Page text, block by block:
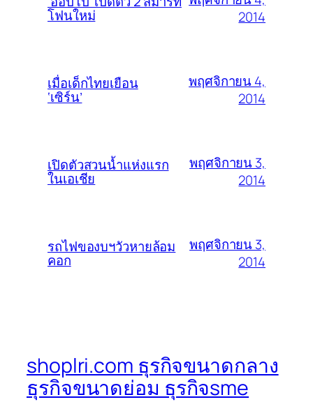
โฟนใหม่
2014
เมื่อเด็กไทยเยือน
‘เซิร์น’
พฤศจิกายน 4,
2014
เปิดตัวสวนน้ำแห่งแรก
ในเอเชีย
พฤศจิกายน 3,
2014
รถไฟของบฯวัวหายล้อม
คอก
พฤศจิกายน 3,
2014
shoplri.com ธุรกิจขนาดกลาง
ธุรกิจขนาดย่อม ธุรกิจsme